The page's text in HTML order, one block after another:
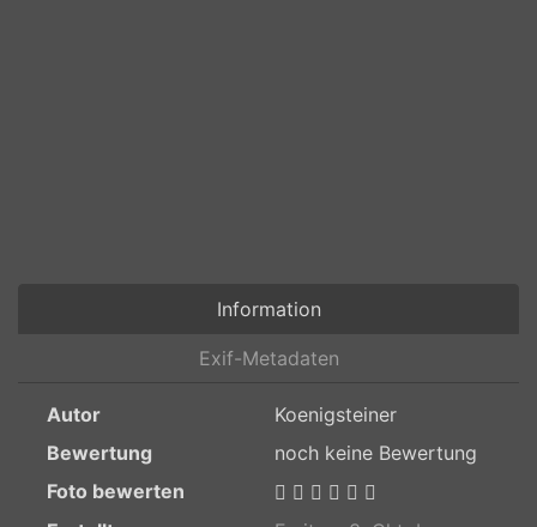
Information
Exif-Metadaten
Autor
Koenigsteiner
Bewertung
noch keine Bewertung
Foto bewerten